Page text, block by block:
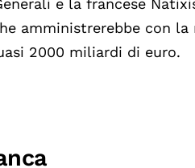
e la francese
amministrerebbe con la
2000 miliardi di euro.